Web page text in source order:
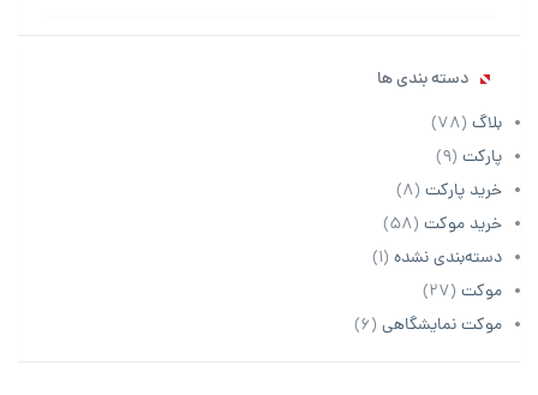
دسته بندی ها
بلاگ (78)
پارکت (9)
خرید پارکت (8)
خرید موکت (58)
دسته‌بندی نشده (1)
موکت (27)
موکت نمایشگاهی (6)